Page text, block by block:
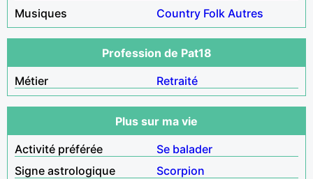
Musiques
Country Folk Autres
Profession de Pat18
Métier
Retraité
Plus sur ma vie
Activité préférée
Se balader
Signe astrologique
Scorpion